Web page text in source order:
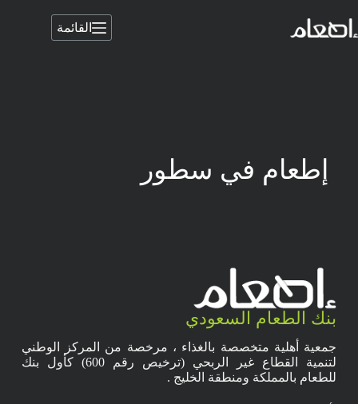
القائمة
إطعام في سطور
بنك الطعام السعودي
جمعية أهلية متخصصة بالغذاء ، مرخصة من المركز الوطني
لتنمية القطاع غير الربحي (ترخيص رقم 600) كأول بنك
للطعام بالمملكة ومنطقة الخليج .